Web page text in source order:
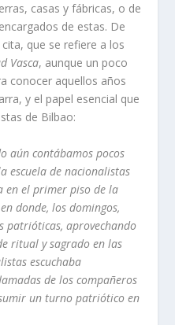
casas y fábricas, o de
de estas. De
que se refiere a los
Vasca, aunque un poco
conocer aquellos años
y el papel esencial que
de Bilbao:
aún contábamos pocos
escuela de nacionalistas
en el primer piso de la
donde, los domingos,
patrióticas, aprovechando
ritual y sagrado en las
escuchaba
de los compañeros
un turno patriótico en